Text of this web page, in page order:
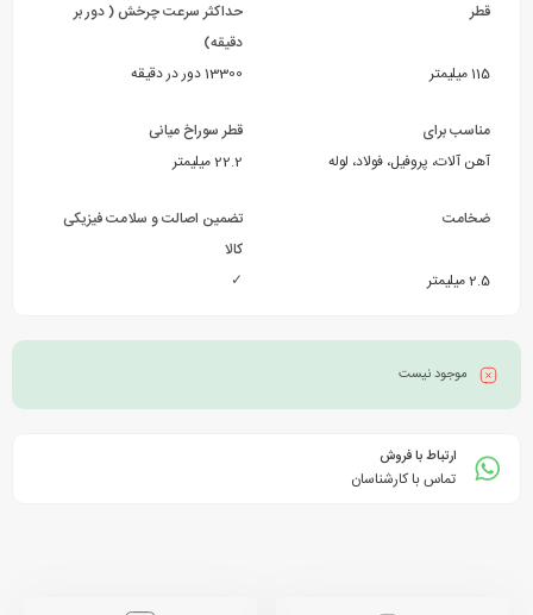
قطر
115 میلیمتر
حداکثر سرعت چرخش ( دور بر
دقیقه)
13300 دور در دقیقه
مناسب برای
آهن آلات، پروفیل، فولاد، لوله
قطر سوراخ میانی
22.2 میلیمتر
ضخامت
2.5 میلیمتر
تضمین اصالت و سلامت فیزیکی
کالا
✓
موجود نیست
ارتباط با فروش
تماس با کارشناسان